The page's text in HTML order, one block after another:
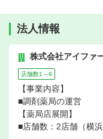
法人情報
株式会社アイファ
店舗数1～9
【事業内容】
■調剤薬局の運営
【薬局店展開】
■店舗数：2店舗（横